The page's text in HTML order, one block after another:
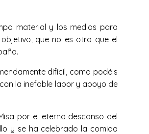
material y los medios para
que no es otro que el
difícil, como podéis
la inefable labor y apoyo de
por el eterno descanso del
y se ha celebrado la comida